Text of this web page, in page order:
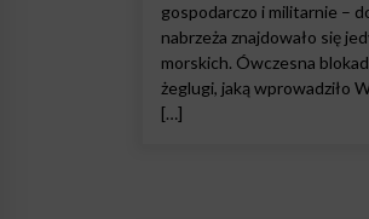
gospodarczo i militarnie –
nabrzeża znajdowało się
morskich. Ówczesna
żeglugi, jaką wprowadziło
[…]